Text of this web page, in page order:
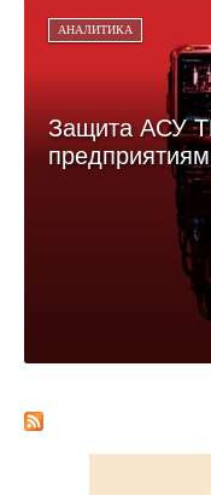
АНАЛИТИКА
Защита АСУ